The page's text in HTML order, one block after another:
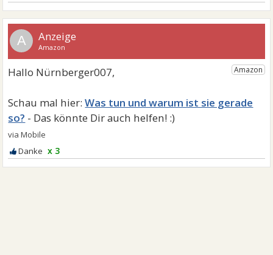
A
Was tun und warum ist sie gerade
so?
x 3